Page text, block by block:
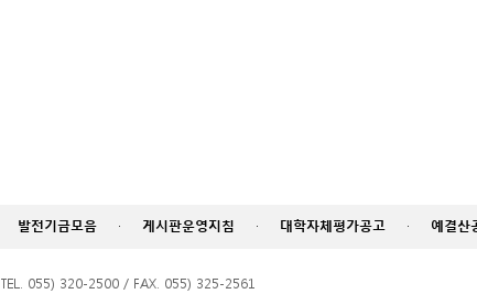
발전기금모음 · 게시판운영지침 · 대학자체평가공고 · 예결산
055) 320-2500 / FAX. 055) 325-2561